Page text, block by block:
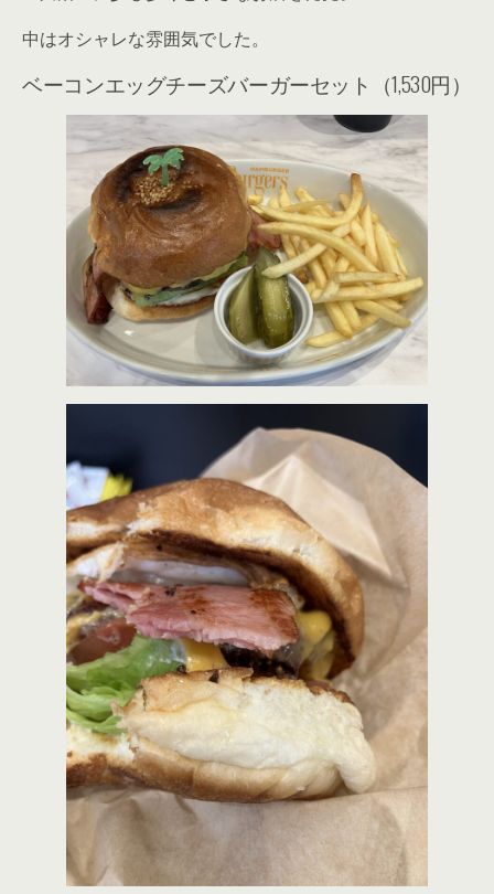
中はオシャレな雰囲気でした。
ベーコンエッグチーズバーガーセット（1,530円）